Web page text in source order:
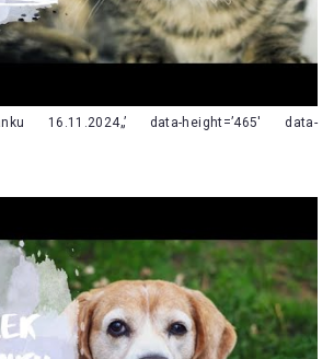
16.11.2024„’ data-height=’465′ data-